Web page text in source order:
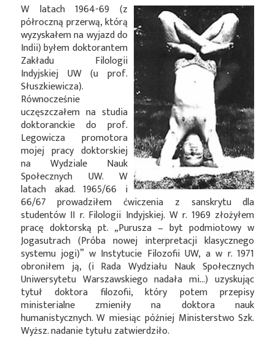
W latach 1964-69 (z
półroczną przerwą, którą
wyzyskałem na wyjazd do
Indii) byłem doktorantem
Zakładu Filologii
Indyjskiej UW (u prof.
Słuszkiewicza).
Równocześnie
uczęszczałem na studia
doktoranckie do prof.
Legowicza promotora
mojej pracy doktorskiej
na Wydziale Nauk
Społecznych UW. W
latach akad. 1965/66 i
66/67 prowadziłem ćwiczenia z sanskrytu dla
studentów II r. Filologii Indyjskiej. W r. 1969 złożyłem
pracę doktorską pt. „Purusza – byt podmiotowy w
Jogasutrach (Próba nowej interpretacji klasycznego
systemu jogi)” w Instytucie Filozofii UW, a w r. 1971
obroniłem ją, (i Rada Wydziału Nauk Społecznych
Uniwersytetu Warszawskiego nadała mi…) uzyskując
tytuł doktora filozofii, który potem przepisy
ministerialne zmieniły na doktora nauk
humanistycznych. W miesiąc później Ministerstwo Szk.
Wyższ. nadanie tytułu zatwierdziło.